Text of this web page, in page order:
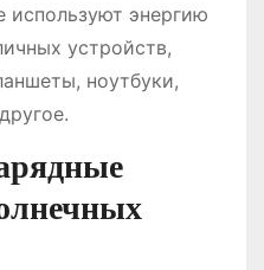
используют энергию
устройств,
ноутбуки,